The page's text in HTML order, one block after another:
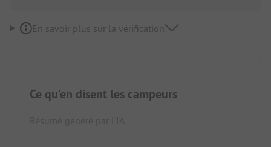
En savoir plus sur la vérification
Ce qu'en disent les campeurs